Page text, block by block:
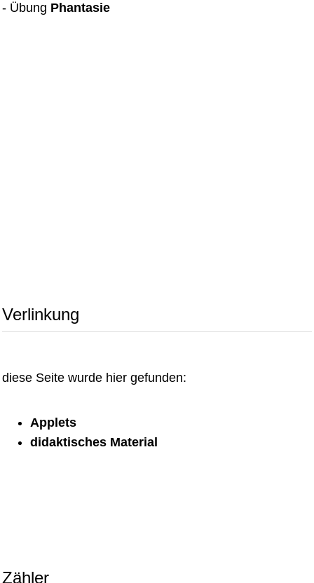
- Übung Phantasie
Verlinkung
diese Seite wurde hier gefunden:
Applets
didaktisches Material
Zähler